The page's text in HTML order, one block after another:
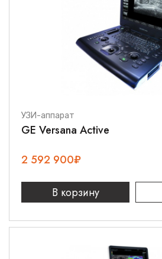
УЗИ-аппарат
GE Versana Active
2 592 900₽
В корзину